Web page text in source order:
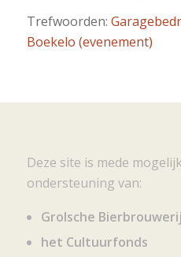
Trefwoorden:
Boekelo (evenement)
Deze site is mede
ondersteuning van:
Grolsche
het Cultuurfonds